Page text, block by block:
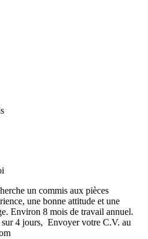
un commis aux pièces
une bonne attitude et une
Environ 8 mois de travail annuel.
sur 4 jours, Envoyer votre C.V. au